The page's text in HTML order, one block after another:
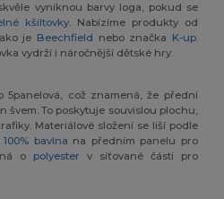
vyniknou barvy loga, pokud se
kšiltovky. Nabízíme produkty od
je Beechfield nebo značka K-up.
vydrží i náročnější dětské hry.
5panelová, což znamená, že přední
švem. To poskytuje souvislou plochu,
Materiálové složení se liší podle
100% bavlna na předním panelu pro
o polyester v síťované části pro